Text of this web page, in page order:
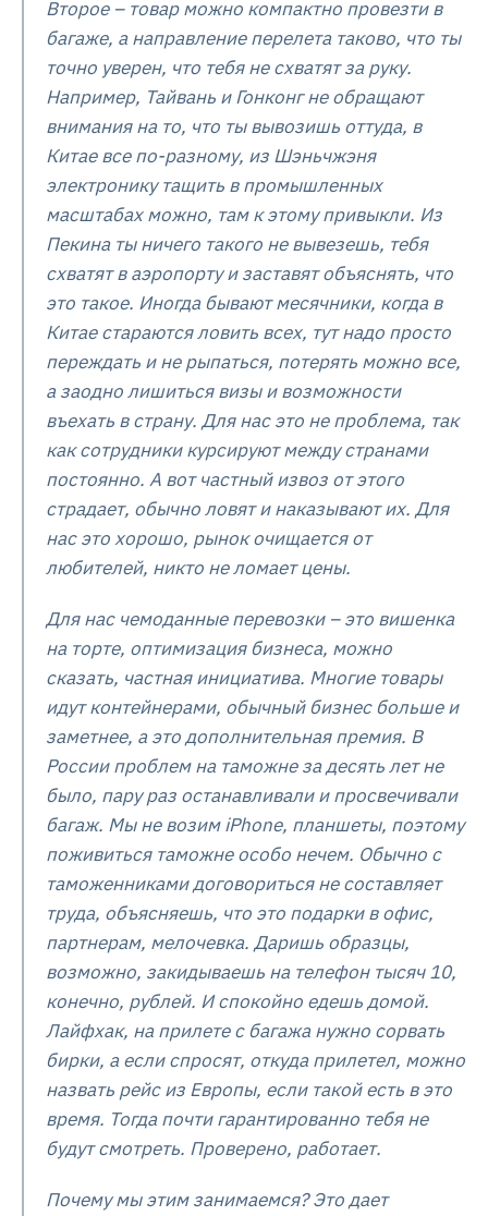
Второе – товар можно компактно провезти в
багаже, а направление перелета таково, что ты
точно уверен, что тебя не схватят за руку.
Например, Тайвань и Гонконг не обращают
внимания на то, что ты вывозишь оттуда, в
Китае все по-разному, из Шэньчжэня
электронику тащить в промышленных
масштабах можно, там к этому привыкли. Из
Пекина ты ничего такого не вывезешь, тебя
схватят в аэропорту и заставят объяснять, что
это такое. Иногда бывают месячники, когда в
Китае стараются ловить всех, тут надо просто
переждать и не рыпаться, потерять можно все,
а заодно лишиться визы и возможности
въехать в страну. Для нас это не проблема, так
как сотрудники курсируют между странами
постоянно. А вот частный извоз от этого
страдает, обычно ловят и наказывают их. Для
нас это хорошо, рынок очищается от
любителей, никто не ломает цены.
Для нас чемоданные перевозки – это вишенка
на торте, оптимизация бизнеса, можно
сказать, частная инициатива. Многие товары
идут контейнерами, обычный бизнес больше и
заметнее, а это дополнительная премия. В
России проблем на таможне за десять лет не
было, пару раз останавливали и просвечивали
багаж. Мы не возим iPhone, планшеты, поэтому
поживиться таможне особо нечем. Обычно с
таможенниками договориться не составляет
труда, объясняешь, что это подарки в офис,
партнерам, мелочевка. Даришь образцы,
возможно, закидываешь на телефон тысяч 10,
конечно, рублей. И спокойно едешь домой.
Лайфхак, на прилете с багажа нужно сорвать
бирки, а если спросят, откуда прилетел, можно
назвать рейс из Европы, если такой есть в это
время. Тогда почти гарантированно тебя не
будут смотреть. Проверено, работает.
Почему мы этим занимаемся? Это дает